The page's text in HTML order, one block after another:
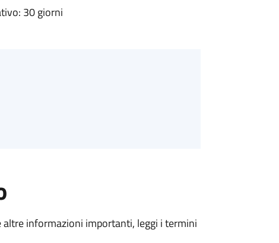
30 giorni
informazioni importanti, leggi i termini